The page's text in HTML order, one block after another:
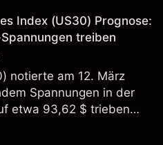
zukünftige Ergebnisse.
Index (US30) Prognose:
treiben
notierte am 12. März
Spannungen in der
etwa 93,62 $ trieben
auf 4,4% stieg. Die